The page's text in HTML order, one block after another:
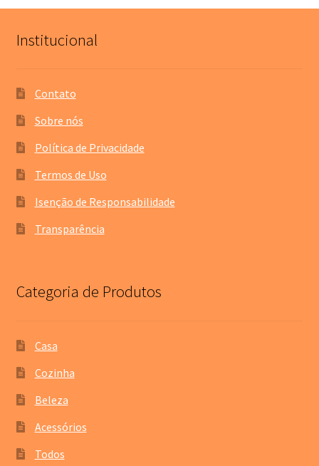
Institucional
Contato
Sobre nós
Política de Privacidade
Termos de Uso
Isenção de Responsabilidade
Transparência
Categoria de Produtos
Casa
Cozinha
Beleza
Acessórios
Todos